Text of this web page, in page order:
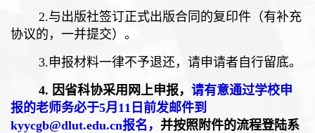
2.与出版社签订正式出版合同的复印件（有补充
协议的，一并提交）。
3.申报材料一律不予退还，请申请者自行留底。
4. 因省科协采用网上申报， 请有意通过学校申
报的老师务必于5月 11 日前发邮件到
kyycgb@dlut.edu.cn报名 ， 并按照附件的流程登陆系